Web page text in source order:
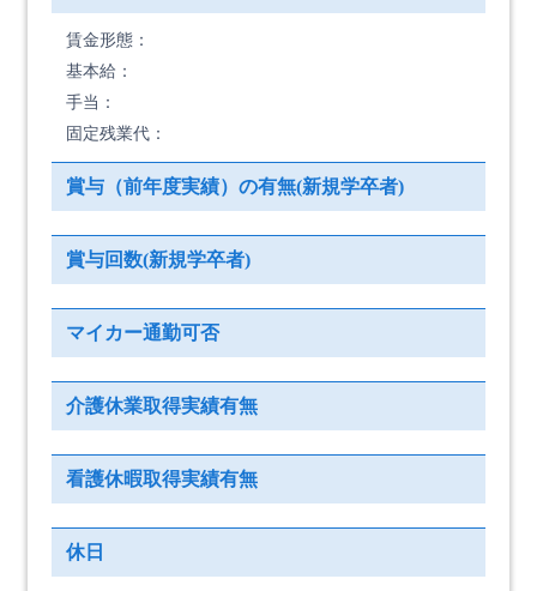
賃金形態：
基本給：
手当：
固定残業代：
賞与（前年度実績）の有無(新規学卒者)
賞与回数(新規学卒者)
マイカー通勤可否
介護休業取得実績有無
看護休暇取得実績有無
休日